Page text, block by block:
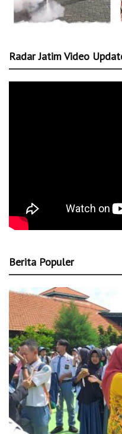
Radar Jatim Video
Berita Populer